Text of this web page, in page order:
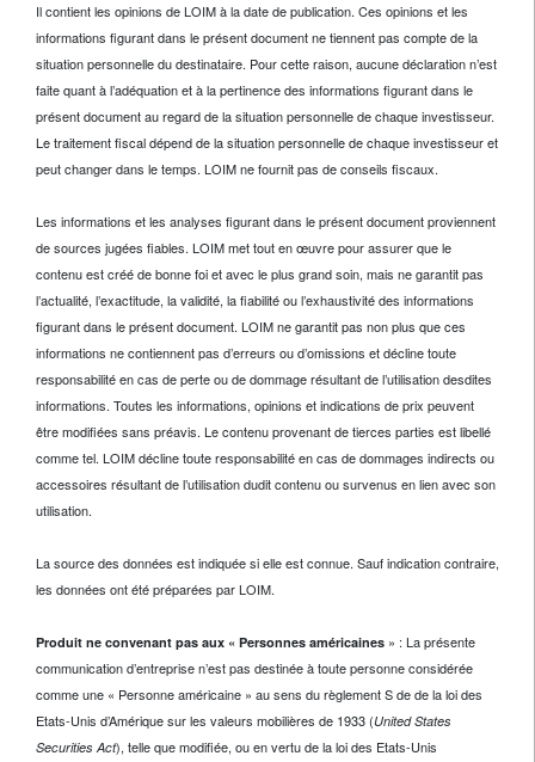
Il contient les opinions de LOIM à la date de publication. Ces opinions et les
informations figurant dans le présent document ne tiennent pas compte de la
situation personnelle du destinataire. Pour cette raison, aucune déclaration n’est
faite quant à l’adéquation et à la pertinence des informations figurant dans le
présent document au regard de la situation personnelle de chaque investisseur.
Le traitement fiscal dépend de la situation personnelle de chaque investisseur et
peut changer dans le temps. LOIM ne fournit pas de conseils fiscaux.
Les informations et les analyses figurant dans le présent document proviennent
de sources jugées fiables. LOIM met tout en œuvre pour assurer que le
contenu est créé de bonne foi et avec le plus grand soin, mais ne garantit pas
l’actualité, l’exactitude, la validité, la fiabilité ou l’exhaustivité des informations
figurant dans le présent document. LOIM ne garantit pas non plus que ces
informations ne contiennent pas d’erreurs ou d’omissions et décline toute
responsabilité en cas de perte ou de dommage résultant de l’utilisation desdites
informations. Toutes les informations, opinions et indications de prix peuvent
être modifiées sans préavis. Le contenu provenant de tierces parties est libellé
comme tel. LOIM décline toute responsabilité en cas de dommages indirects ou
accessoires résultant de l’utilisation dudit contenu ou survenus en lien avec son
utilisation.
La source des données est indiquée si elle est connue. Sauf indication contraire,
les données ont été préparées par LOIM.
Produit ne convenant pas aux « Personnes américaines » : La présente
communication d’entreprise n’est pas destinée à toute personne considérée
comme une « Personne américaine » au sens du règlement S de de la loi des
Etats-Unis d’Amérique sur les valeurs mobilières de 1933 (United States
Securities Act), telle que modifiée, ou en vertu de la loi des Etats-Unis